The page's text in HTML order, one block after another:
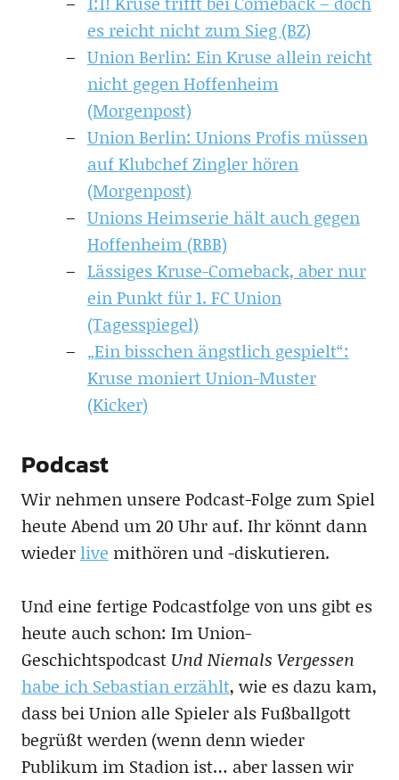
es reicht nicht zum Sieg (BZ)
Union Berlin: Ein Kruse allein reicht
nicht gegen Hoffenheim
(Morgenpost)
Union Berlin: Unions Profis müssen
auf Klubchef Zingler hören
(Morgenpost)
Unions Heimserie hält auch gegen
Hoffenheim (RBB)
Lässiges Kruse-Comeback, aber nur
ein Punkt für 1. FC Union
(Tagesspiegel)
„Ein bisschen ängstlich gespielt“:
Kruse moniert Union-Muster
(Kicker)
Podcast
Wir nehmen unsere Podcast-Folge zum Spiel
heute Abend um 20 Uhr auf. Ihr könnt dann
wieder live mithören und -diskutieren.
Und eine fertige Podcastfolge von uns gibt es
heute auch schon: Im Union-
Geschichtspodcast Und Niemals Vergessen
habe ich Sebastian erzählt, wie es dazu kam,
dass bei Union alle Spieler als Fußballgott
begrüßt werden (wenn denn wieder
Publikum im Stadion ist… aber lassen wir